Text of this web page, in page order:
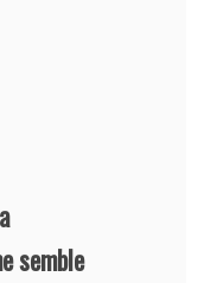
semble